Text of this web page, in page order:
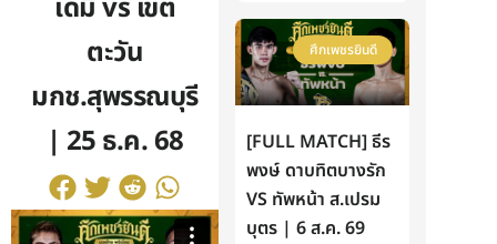
เดมี่ vs เขต
ตะวัน
มกช.สุพรรณบุรี
| 25 ธ.ค. 68
ศึกเพชรยินดี
[FULL MATCH] ธีร
พงษ์ ดาบทิตบางรัก
VS ทัพหน้า ส.เปรม
บุตร | 6 ส.ค. 69